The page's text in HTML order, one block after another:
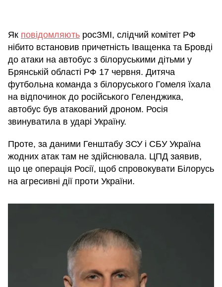
Як повідомляють росЗМІ, слідчий комітет РФ
нібито встановив причетність Іващенка та Бровді
до атаки на автобус з білоруськими дітьми у
Брянській області РФ 17 червня. Дитяча
футбольна команда з білоруського Гомеля їхала
на відпочинок до російського Геленджика,
автобус був атакований дроном. Росія
звинуватила в ударі Україну.
Проте, за даними Генштабу ЗСУ і СБУ Україна
жодних атак там не здійснювала. ЦПД заявив,
що це операція Росії, щоб спровокувати Білорусь
на агресивні дії проти України.